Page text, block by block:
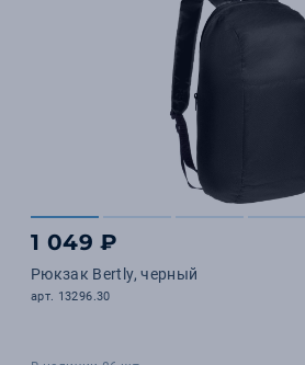
1 049 ₽
Рюкзак Bertly, черный
арт. 13296.30